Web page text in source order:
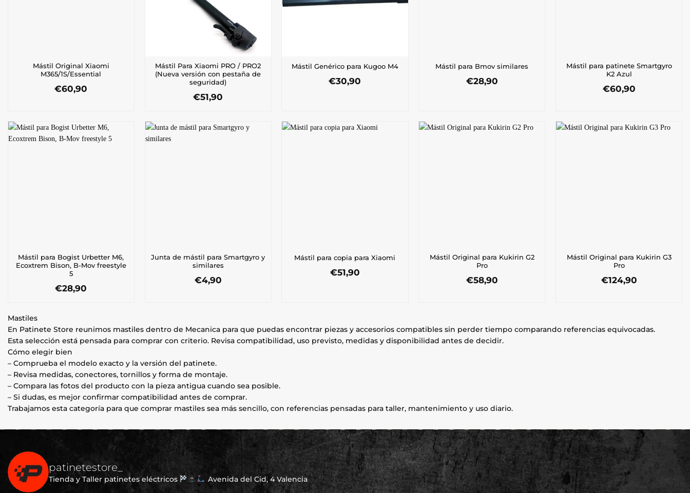
Mástil Original Xiaomi
M365/1S/Essential
€60,90
Mástil Para Xiaomi PRO / PRO2
(Nueva versión con pestaña de
seguridad)
€51,90
Mástil Genérico para Kugoo M4
€30,90
Mástil para Bmov similares
€28,90
Mástil para patinete Smartgyro
K2 Azul
€60,90
Mástil para Bogist Urbetter M6,
Ecoxtrem Bison, B-Mov freestyle
5
€28,90
Junta de mástil para Smartgyro y
similares
€4,90
Mástil para copia para Xiaomi
€51,90
Mástil Original para Kukirin G2
Pro
€58,90
Mástil Original para Kukirin G3
Pro
€124,90
Mastiles
En Patinete Store reunimos mastiles dentro de Mecanica para que puedas encontrar piezas y accesorios compatibles sin perder tiempo comparando referencias equivocadas.
Esta selección está pensada para comprar con criterio. Revisa compatibilidad, uso previsto, medidas y disponibilidad antes de decidir.
Cómo elegir bien
– Comprueba el modelo exacto y la versión del patinete.
– Revisa medidas, conectores, tornillos y forma de montaje.
– Compara las fotos del producto con la pieza antigua cuando sea posible.
– Si dudas, es mejor confirmar compatibilidad antes de comprar.
Trabajamos esta categoría para que comprar mastiles sea más sencillo, con referencias pensadas para taller, mantenimiento y uso diario.
patinetestore_
Tienda y Taller patinetes eléctricos Avenida del Cid, 4 Valencia